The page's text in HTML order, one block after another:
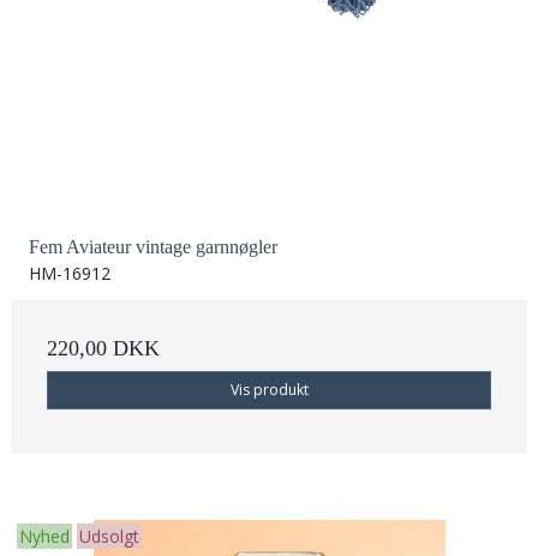
Fem Aviateur vintage garnnøgler
HM-16912
220,00 DKK
Vis produkt
Nyhed Udsolgt